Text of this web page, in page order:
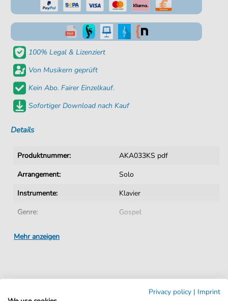
100% Legal & Lizenziert
Von Musikern geprüft
Kein Abo. Fairer Einzelkauf.
Sofortiger Download nach Kauf
Details
Produktnummer:
AKA033KS pdf
Arrangement:
Solo
Instrumente:
Klavier
Genre:
Gospel
, Edwin
Mehr anzeigen
Privacy policy | Imprint